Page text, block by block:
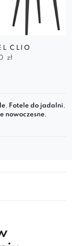
CLIO
zł
, Fotele do jadalni,
nowoczesne,